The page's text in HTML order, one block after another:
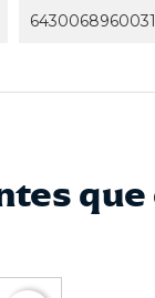
6430068960031